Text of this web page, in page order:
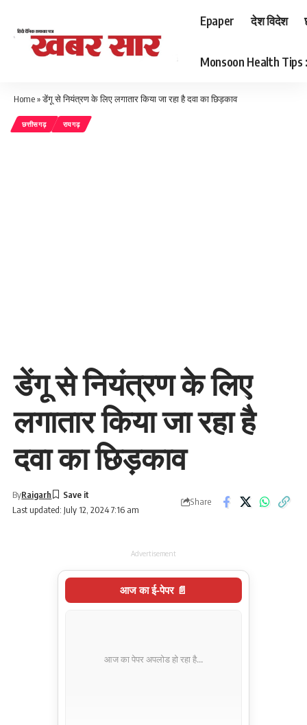
Epaper देश विदेश
Monsoon Health Tips :
Home»डेंगू से नियंत्रण के लिए लगातार किया जा रहा है दवा का छिड़काव
छत्तीसगढ़ रायगढ़
डेंगू से नियंत्रण के लिए
लगातार किया जा रहा है
दवा का छिड़काव
Last updated: July 12, 2024 7:16 am
ByRaigarh
Share
Advertisement
आज का ई-पेपर 📄
आज का पेपर अपलोड हो रहा है...